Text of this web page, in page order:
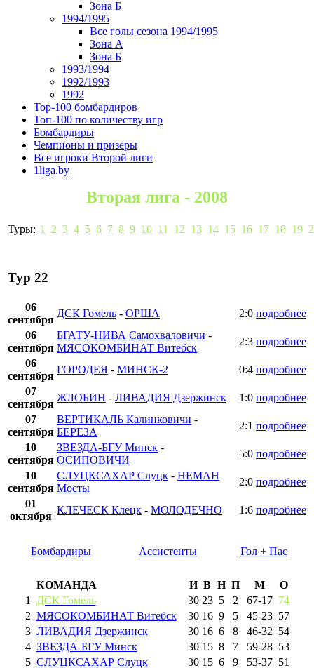
Зона Б
1994/1995
Все голы сезона 1994/1995
Зона А
Зона Б
1993/1994
1992/1993
1992
Top-100 бомбардиров
Топ-100 по количеству игр
Бомбардиры
Чемпионы и призеры
Все игроки Второй лиги
1liga.by
Вторая лига - 2008
Туры: 1 2 3 4 5 6 7 8 9 10 11 12 13 14 15 16 17 18 19
Тур 22
06
сентября
ДСК Гомель - ОРША 2:0 подробнее
06
сентября
БГАТУ-НИВА Самохваловичи -
МЯСОКОМБИНАТ Витебск
2:3 подробнее
06
сентября
ГОРОДЕЯ - МИНСК-2 0:4 подробнее
07
сентября
ЖЛОБИН - ЛИВАДИЯ Дзержинск 1:0 подробнее
07
сентября
ВЕРТИКАЛЬ Калинковичи -
БЕРЕЗА
2:1 подробнее
10
сентября
ЗВЕЗДА-БГУ Минск -
ОСИПОВИЧИ
5:0 подробнее
10
сентября
СЛУЦКСАХАР Слуцк - НЕМАН
Мосты
2:0 подробнее
01
октября
КЛЕЧЕСК Клецк - МОЛОДЕЧНО 1:6 подробнее
Бомбардиры Ассистенты Гол + Пас
КОМАНДА И В Н П М
О
1
ДСК Гомель 30 23 5 2 67-17 74
2 МЯСОКОМБИНАТ Витебск 30 16 9 5 45-23 57
3 ЛИВАДИЯ Дзержинск 30 16 6 8 46-32 54
4 ЗВЕЗДА-БГУ Минск 30 15 8 7 59-28 53
5 СЛУЦКСАХАР Слуцк 30 15 6 9 53-37 51